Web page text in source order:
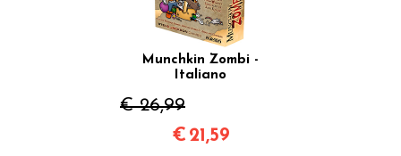
Munchkin Zombi -
Italiano
€ 26,99
€ 21,59